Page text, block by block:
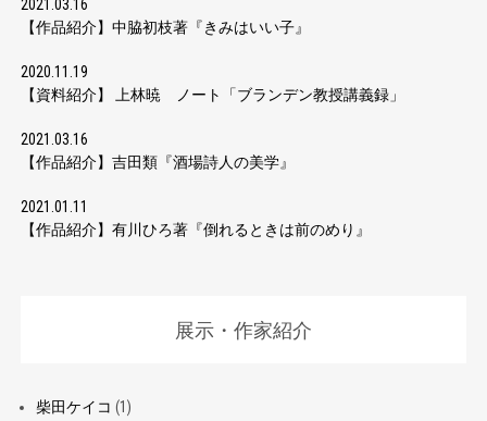
2021.03.16
【作品紹介】中脇初枝著『きみはいい子』
2020.11.19
【資料紹介】 上林暁 ノート「ブランデン教授講義録」
2021.03.16
【作品紹介】吉田類『酒場詩人の美学』
2021.01.11
【作品紹介】有川ひろ著『倒れるときは前のめり』
展示・作家紹介
柴田ケイコ (1)